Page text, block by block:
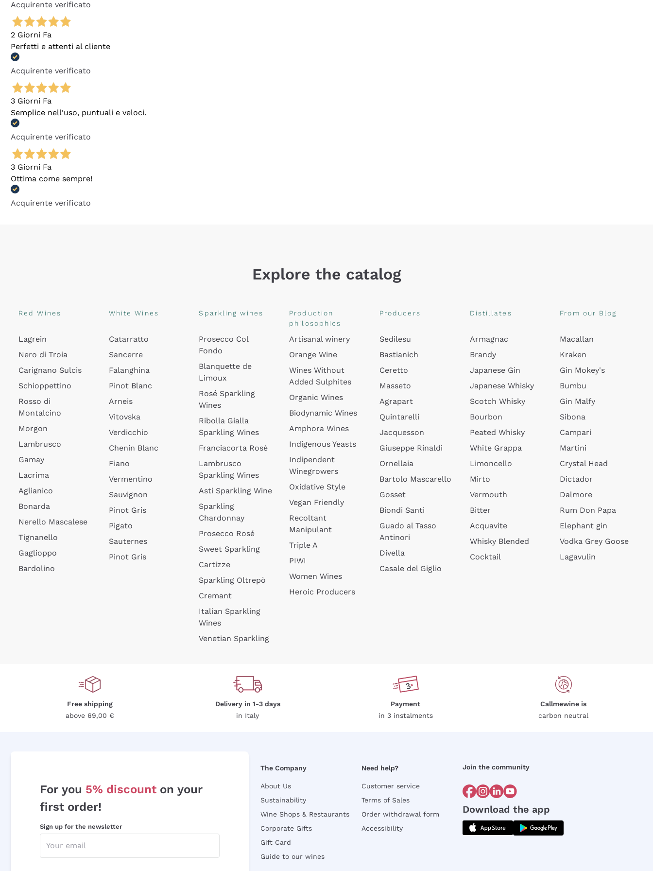
Acquirente verificato
2 Giorni Fa
Perfetti e attenti al cliente
Acquirente verificato
3 Giorni Fa
Semplice nell'uso, puntuali e veloci.
Acquirente verificato
3 Giorni Fa
Ottima come sempre!
Acquirente verificato
Explore the catalog
Red Wines
Lagrein
Nero di Troia
Carignano Sulcis
Schioppettino
Rosso di
Montalcino
Morgon
Lambrusco
Gamay
Lacrima
Aglianico
Bonarda
Nerello Mascalese
Tignanello
Gaglioppo
Bardolino
White Wines
Catarratto
Sancerre
Falanghina
Pinot Blanc
Arneis
Vitovska
Verdicchio
Chenin Blanc
Fiano
Vermentino
Sauvignon
Pinot Gris
Pigato
Sauternes
Pinot Gris
Sparkling wines
Prosecco Col
Fondo
Blanquette de
Limoux
Rosé Sparkling
Wines
Ribolla Gialla
Sparkling Wines
Franciacorta Rosé
Lambrusco
Sparkling Wines
Asti Sparkling Wine
Sparkling
Chardonnay
Prosecco Rosé
Sweet Sparkling
Cartizze
Sparkling Oltrepò
Cremant
Italian Sparkling
Wines
Venetian Sparkling
Production
philosophies
Artisanal winery
Orange Wine
Wines Without
Added Sulphites
Organic Wines
Biodynamic Wines
Amphora Wines
Indigenous Yeasts
Indipendent
Winegrowers
Oxidative Style
Vegan Friendly
Recoltant
Manipulant
Triple A
PIWI
Women Wines
Heroic Producers
Producers
Sedilesu
Bastianich
Ceretto
Masseto
Agrapart
Quintarelli
Jacquesson
Giuseppe Rinaldi
Ornellaia
Bartolo Mascarello
Gosset
Biondi Santi
Guado al Tasso
Antinori
Divella
Casale del Giglio
Distillates
Armagnac
Brandy
Japanese Gin
Japanese Whisky
Scotch Whisky
Bourbon
Peated Whisky
White Grappa
Limoncello
Mirto
Vermouth
Bitter
Acquavite
Whisky Blended
Cocktail
From our Blog
Macallan
Kraken
Gin Mokey's
Bumbu
Gin Malfy
Sibona
Campari
Martini
Crystal Head
Dictador
Dalmore
Rum Don Papa
Elephant gin
Vodka Grey Goose
Lagavulin
Free shipping
above 69,00 €
Delivery in 1-3 days
in Italy
Payment
in 3 instalments
Callmewine is
carbon neutral
For you 5% discount on your
first order!
Sign up for the newsletter
The Company
About Us
Sustainability
Wine Shops & Restaurants
Corporate Gifts
Gift Card
Guide to our wines
Need help?
Customer service
Terms of Sales
Order withdrawal form
Accessibility
Join the community
Download the app